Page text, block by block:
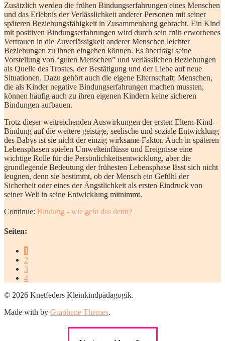
Zusätzlich werden die frühen Bindungserfahrungen eines Menschen
und das Erlebnis der Verlässlichkeit anderer Personen mit seiner
späteren Beziehungsfähigkeit in Zusammenhang gebracht. Ein Kind
mit positiven Bindungserfahrungen wird durch sein früh erworbenes
Vertrauen in die Zuverlässigkeit anderer Menschen leichter
Beziehungen zu ihnen eingehen können. Es überträgt seine
Vorstellung von “guten Menschen” und verlässlichen Beziehungen
als Quelle des Trostes, der Bestätigung und der Liebe auf neue
Situationen. Dazu gehört auch die eigene Elternschaft: Menschen,
die als Kinder negative Bindungserfahrungen machen mussten,
können häufig auch zu ihren eigenen Kindern keine sicheren
Bindungen aufbauen.
Trotz dieser weitreichenden Auswirkungen der ersten Eltern-Kind-
Bindung auf die weitere geistige, seelische und soziale Entwicklung
des Babys ist sie nicht der einzig wirksame Faktor. Auch in späteren
Lebensphasen spielen Umwelteinflüsse und Ereignisse eine
wichtige Rolle für die Persönlichkeitsentwicklung, aber die
grundlegende Bedeutung der frühesten Lebensphase lässt sich nicht
leugnen, denn sie bestimmt, ob der Mensch ein Gefühl der
Sicherheit oder eines der Ängstlichkeit als ersten Eindruck von
seiner Welt in seine Entwicklung mitnimmt.
Continue: Bindung - wie geht das denn?
Seiten:
1
2
3
4
© 2026 Knetfeders Kleinkindpädagogik.
Made with by Graphene Themes.